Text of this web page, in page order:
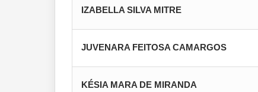
IZABELLA SILVA MITRE
JUVENARA FEITOSA CAMARGOS
KÉSIA MARA DE MIRANDA